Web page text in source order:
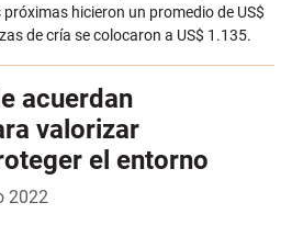
hicieron un promedio de US$
de cría se colocaron a US$ 1.135.
acuerdan
valorizar
el entorno
2022